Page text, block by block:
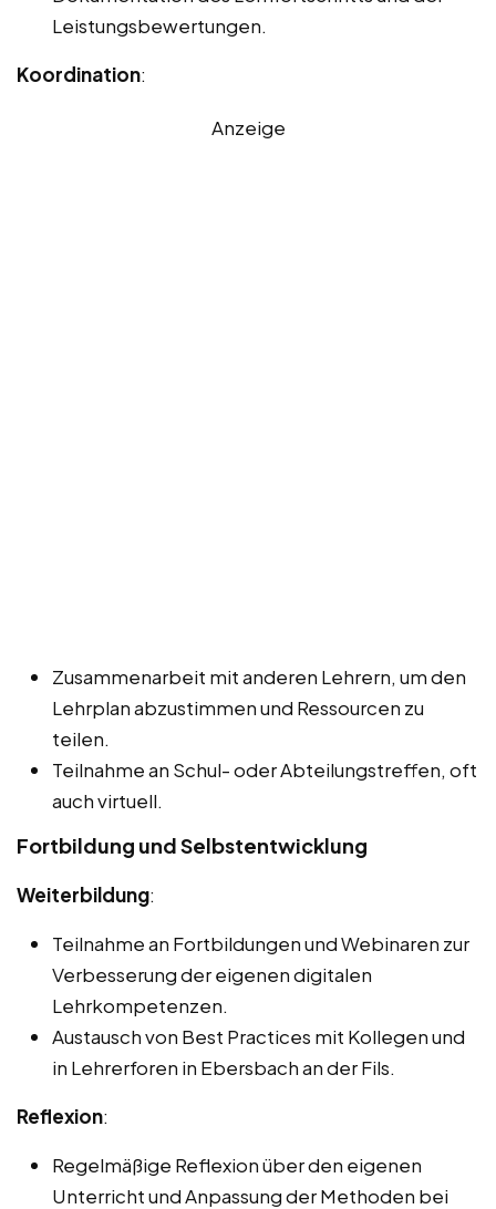
Leistungsbewertungen.
Koordination:
Anzeige
Zusammenarbeit mit anderen Lehrern, um den
Lehrplan abzustimmen und Ressourcen zu
teilen.
Teilnahme an Schul- oder Abteilungstreffen, oft
auch virtuell.
Fortbildung und Selbstentwicklung
Weiterbildung:
Teilnahme an Fortbildungen und Webinaren zur
Verbesserung der eigenen digitalen
Lehrkompetenzen.
Austausch von Best Practices mit Kollegen und
in Lehrerforen in Ebersbach an der Fils.
Reflexion:
Regelmäßige Reflexion über den eigenen
Unterricht und Anpassung der Methoden bei